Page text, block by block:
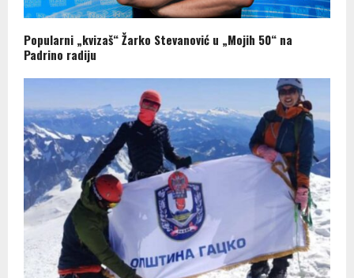
Popularni „kvizaš“ Žarko Stevanović u „Mojih 50“ na
Padrino radiju